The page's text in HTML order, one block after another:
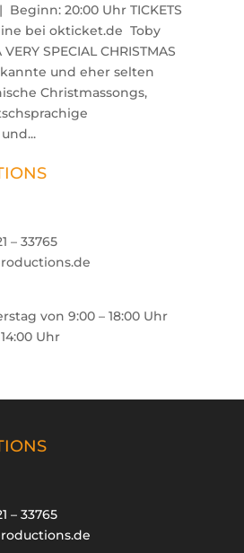
Beginn: 20:00 Uhr TICKETS
bei okticket.de Toby
SPECIAL CHRISTMAS
und eher selten
Christmassongs,
– 33765
von 9:00 – 18:00 Uhr
Uhr
– 33765